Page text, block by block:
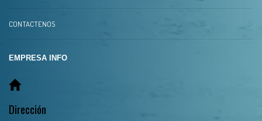
CONTACTENOS
EMPRESA INFO
Dirección